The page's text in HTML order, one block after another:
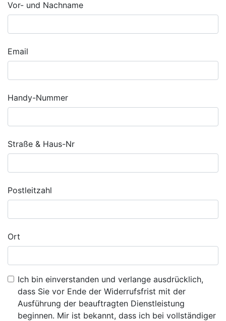
Vor- und Nachname
Email
Handy-Nummer
Straße & Haus-Nr
Postleitzahl
Ort
Ich bin einverstanden und verlange ausdrücklich,
dass Sie vor Ende der Widerrufsfrist mit der
Ausführung der beauftragten Dienstleistung
beginnen. Mir ist bekannt, dass ich bei vollständiger